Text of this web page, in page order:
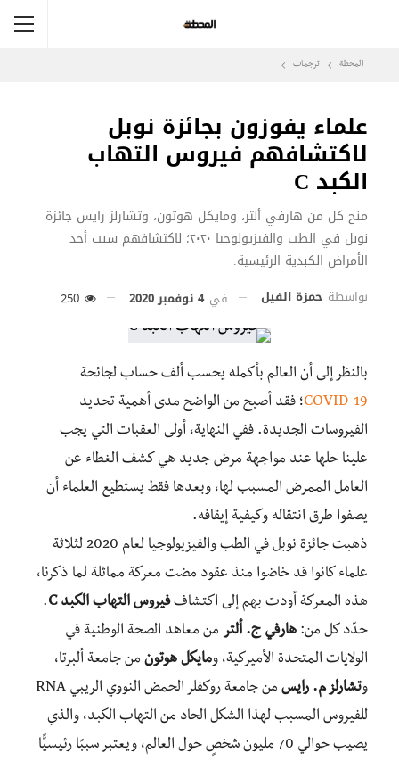
المحطة ترجمات
علماء يفوزون بجائزة نوبل
لاكتشافهم فيروس التهاب
الكبد C
منح كل من هارفي ألتر، ومايكل هوتون، وتشارلز رايس جائزة
نوبل في الطب والفيزيولوجيا ٢٠٢٠؛ لاكتشافهم سبب أحد
الأمراض الكبدية الرئيسية.
بواسطة حمزة الفيل في 4 نوفمبر 2020
بالنظر إلى أن العالم بأكمله يحسب ألف حساب لجائحة
COVID-19؛ فقد أصبح من الواضح مدى أهمية تحديد
الفيروسات الجديدة. ففي النهاية، أولى العقبات التي يجب
علينا حلها عند مواجهة مرض جديد هي كشف الغطاء عن
العامل الممرض المسبب لها، وبعدها فقط يستطيع العلماء أن
يصفوا طرق انتقاله وكيفية إيقافه.
ذهبت جائزة نوبل في الطب والفيزيولوجيا لعام 2020 لثلاثة
علماء كانوا قد خاضوا منذ عقود مضت معركة مماثلة لما ذكرنا،
هذه المعركة أودت بهم إلى اكتشاففيروس التهاب الكبد C .
حدّد كل من: هارفي ج. ألتر من معاهد الصحة الوطنية في
الولايات المتحدة الأميركية، ومايكل هوتون من جامعة ألبرتا،
وتشارلز م. رايس
من جامعة روكفلر الحمض النووي الريبي RNA
للفيروس المسبب لهذا الشكل الحاد من التهاب الكبد، والذي
يصيب حوالي 70 مليون شخصٍ حول العالم، ويعتبر سببًا رئيسيًّا